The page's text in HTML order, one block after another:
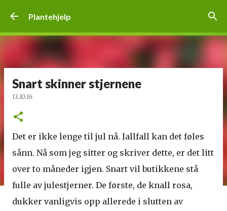
Plantehjelp
Snart skinner stjernene
13.10.16
Det er ikke lenge til jul nå. Iallfall kan det føles
sånn. Nå som jeg sitter og skriver dette, er det litt
over to måneder igjen. Snart vil butikkene stå
fulle av julestjerner. De første, de knall rosa,
dukker vanligvis opp allerede i slutten av